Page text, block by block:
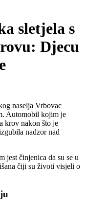
sletjela s
Djecu
naselja Vrbovac
Automobil kojim je
krov nakon što je
nadzor nad
jest činjenica da su se u
čiji su životi visjeli o